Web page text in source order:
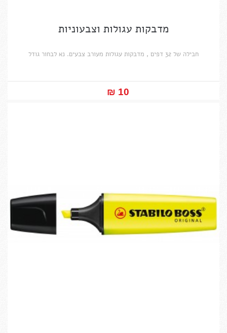
מדבקות עגולות וצבעוניות
חבילה של 32 דפים , מדבקות עגולות מעורב צבעים. נא לבחור גודל
10 ₪‎